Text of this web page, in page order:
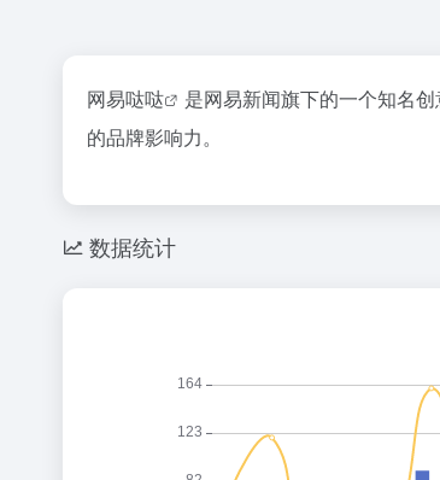
网易哒哒
是网易新闻旗下的一个知名
的品牌影响力。
数据统计